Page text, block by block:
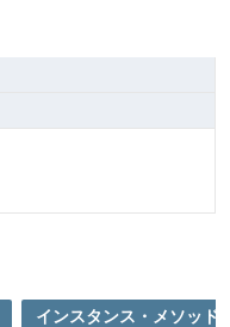
インスタンス・メソッド